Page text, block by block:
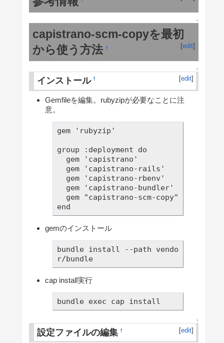
↑
capistrano-scm-copyを最初
から使う方法 † [edit]
↑
インストール † [edit]
Gemfileを編集。rubyzipが必要なことに注
意。
gem 'rubyzip'
group :deployment do
gemのインストール
bundle install --path vendo
r/bundle
cap install実行
bundle exec cap install
↑
設定ファイルの編集 † [edit]